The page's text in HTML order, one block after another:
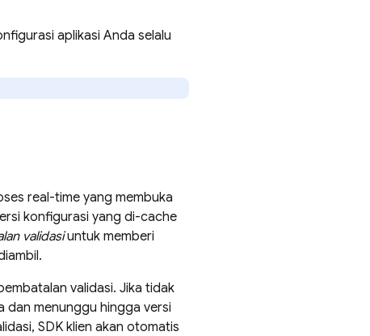
aplikasi Anda selalu
real-time yang membuka
konfigurasi yang di-cache
validasiuntuk memberi
validasi. Jika tidak
dan menunggu hingga versi
SDK klien akan otomatis